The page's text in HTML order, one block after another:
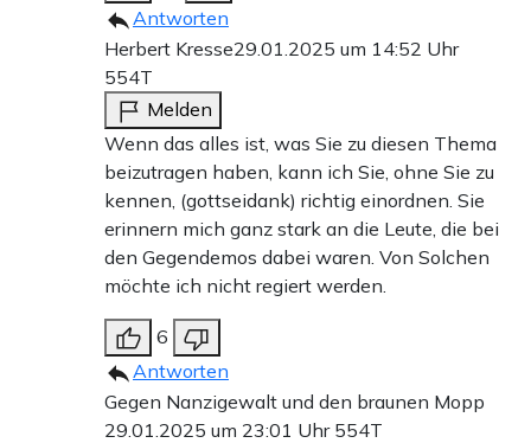
Antworten
Herbert Kresse29.01.2025 um 14:52 Uhr
554T
Melden
Wenn das alles ist, was Sie zu diesen Thema
beizutragen haben, kann ich Sie, ohne Sie zu
kennen, (gottseidank) richtig einordnen. Sie
erinnern mich ganz stark an die Leute, die bei
den Gegendemos dabei waren. Von Solchen
möchte ich nicht regiert werden.
6
Antworten
Gegen Nanzigewalt und den braunen Mopp
29.01.2025 um 23:01 Uhr 554T